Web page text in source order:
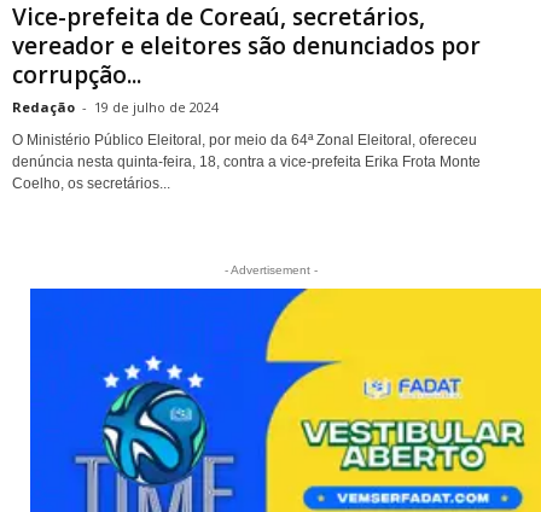
Vice-prefeita de Coreaú, secretários,
vereador e eleitores são denunciados por
corrupção...
Redação - 19 de julho de 2024
O Ministério Público Eleitoral, por meio da 64ª Zonal Eleitoral, ofereceu
denúncia nesta quinta-feira, 18, contra a vice-prefeita Erika Frota Monte
Coelho, os secretários...
- Advertisement -